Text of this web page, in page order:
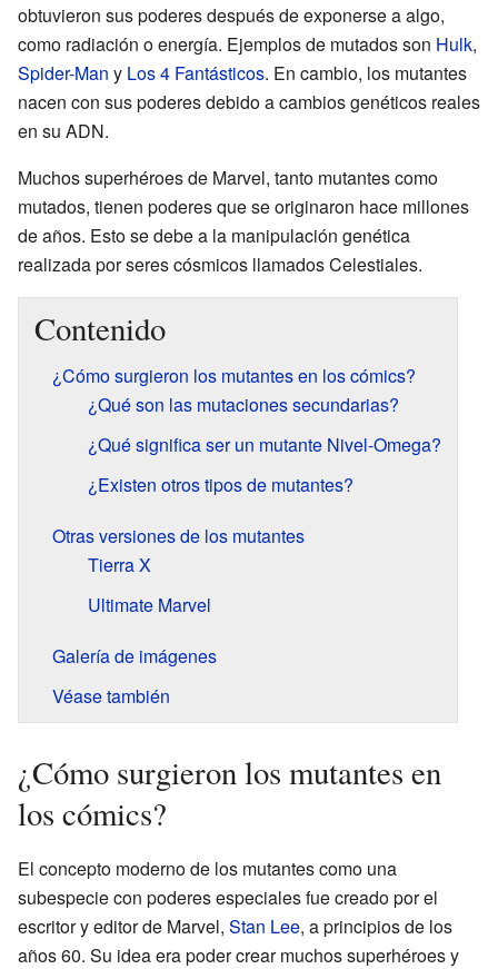
obtuvieron sus poderes después de exponerse a algo,
como radiación o energía. Ejemplos de mutados son Hulk,
Spider-Man y Los 4 Fantásticos. En cambio, los mutantes
nacen con sus poderes debido a cambios genéticos reales
en su ADN.
Muchos superhéroes de Marvel, tanto mutantes como
mutados, tienen poderes que se originaron hace millones
de años. Esto se debe a la manipulación genética
realizada por seres cósmicos llamados Celestiales.
Contenido
¿Cómo surgieron los mutantes en los cómics?
¿Qué son las mutaciones secundarias?
¿Qué significa ser un mutante Nivel-Omega?
¿Existen otros tipos de mutantes?
Otras versiones de los mutantes
Tierra X
Ultimate Marvel
Galería de imágenes
Véase también
¿Cómo surgieron los mutantes en
los cómics?
El concepto moderno de los mutantes como una
subespecie con poderes especiales fue creado por el
escritor y editor de Marvel, Stan Lee, a principios de los
años 60. Su idea era poder crear muchos superhéroes y